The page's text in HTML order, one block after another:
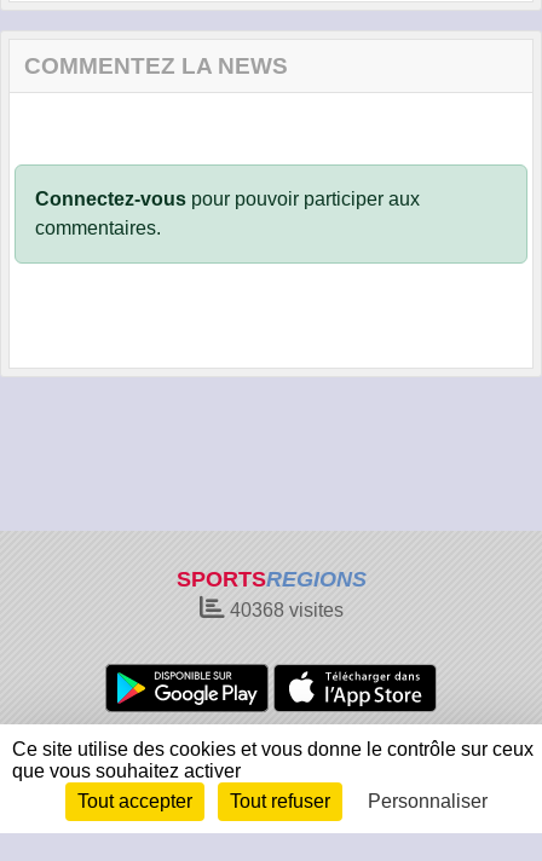
COMMENTEZ LA NEWS
Connectez-vous pour pouvoir participer aux
commentaires.
SPORTSREGIONS
40368visites
Charte cookies
Gestion des cookies
Informations légales
Signaler un contenu inapproprié
Envie de participer ?
Connexion
Ce site utilise des cookies et vous donne le contrôle sur ceux
que vous souhaitez activer
Tout accepter
Tout refuser Personnaliser